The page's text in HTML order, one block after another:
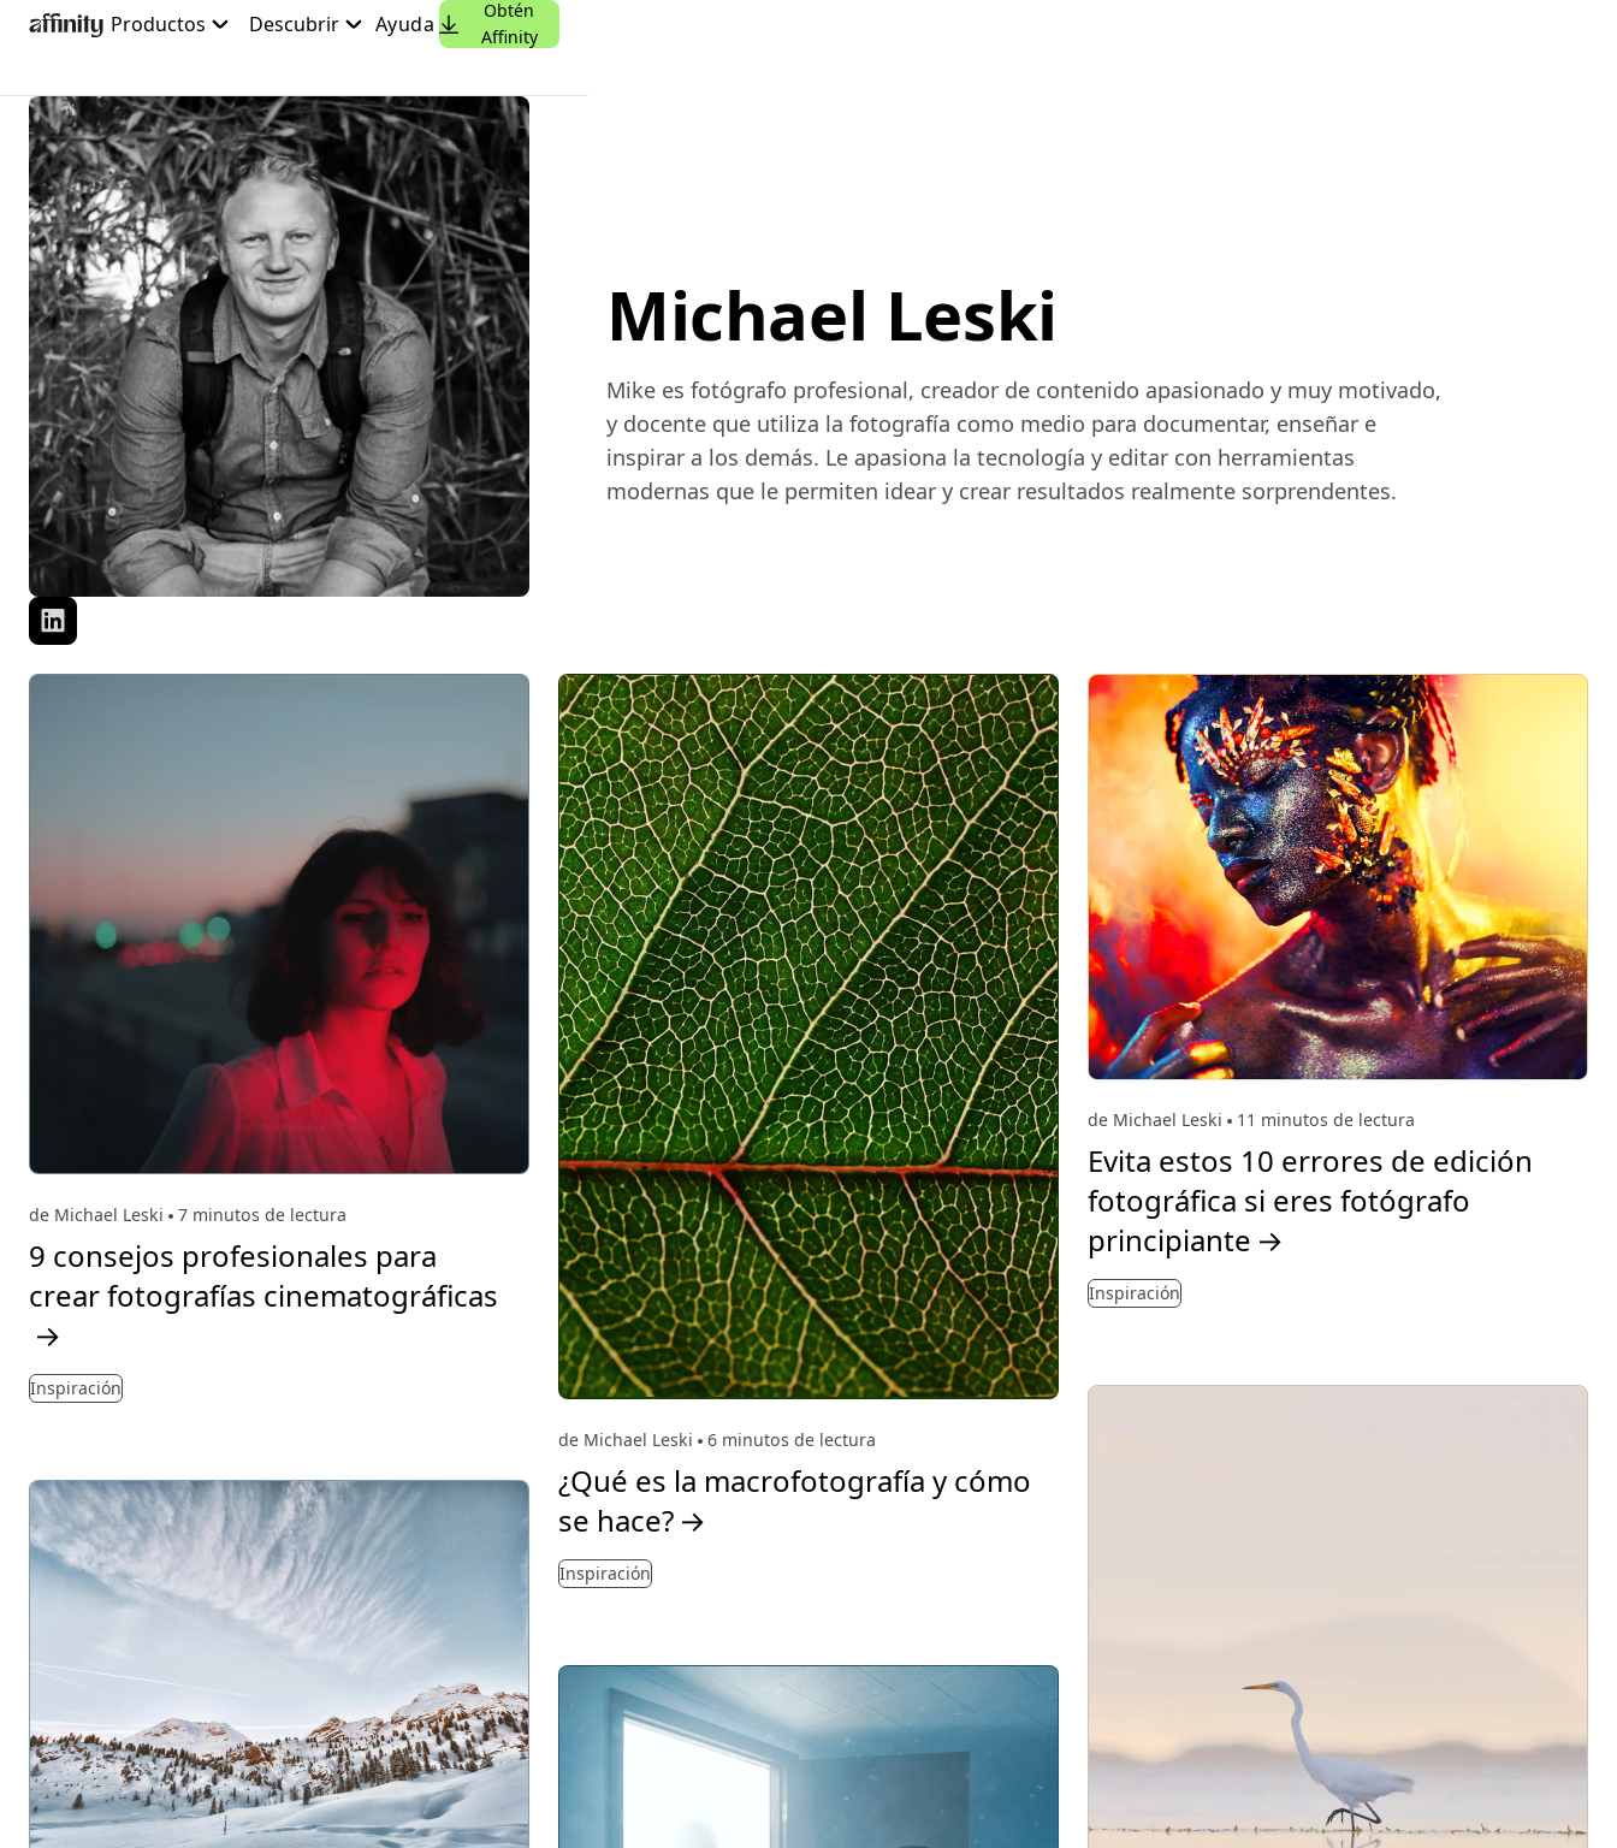
principal
Productos Descubrir Ayuda
Obtén
Affinity
Michael Leski
Mike es fotógrafo profesional, creador de contenido apasionado y muy motivado,
y docente que utiliza la fotografía como medio para documentar, enseñar e
inspirar a los demás. Le apasiona la tecnología y editar con herramientas
modernas que le permiten idear y crear resultados realmente sorprendentes.
de Michael Leski 7 minutos de lectura
9 consejos profesionales para
crear fotografías cinematográficas
→
Inspiración
de Michael Leski 6 minutos de lectura
¿Qué es la macrofotografía y cómo
se hace? →
Inspiración
de Michael Leski 11 minutos de lectura
Evita estos 10 errores de edición
fotográfica si eres fotógrafo
principiante →
Inspiración